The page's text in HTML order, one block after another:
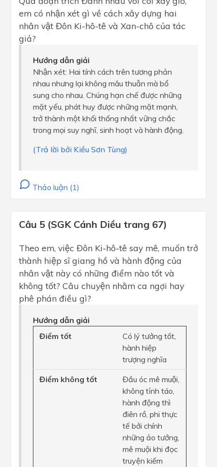
em có nhận xét gì về cách xây dựng hai
nhân vật Đôn Ki-hô-tê và Xan-chô của tác
giả?
Hướng dẫn giải
Nhận xét: Hai tính cách trên tương phản
nhau nhưng lại không mâu thuẫn mà bổ
sung cho nhau. Chúng hạn chế được những
mặt yếu, phát huy được những mặt mạnh,
trở thành một khối thống nhất vững chắc
trong mọi suy nghĩ, sinh hoạt và hành động.
(Trả lời bởi Kiều Sơn Tùng)
Thảo luận (1)
Câu 5 (SGK Cánh Diều trang 67)
Theo em, việc Đôn Ki-hô-tê say mê, muốn trở
thành hiệp sĩ giang hồ và hành động của
nhân vật này có những điểm nào tốt và
không tốt? Câu chuyện nhằm ca ngợi hay
phê phán điều gì?
Hướng dẫn giải
Điểm tốt
Có lý tưởng tốt,
hành hiệp
trượng nghĩa
Điểm không tốt
Đầu óc mê muội,
không tỉnh táo,
hành động thì
điên rồ, phi thực
tế bởi chính
những ảo tưởng,
mê muội khi đọc
truyện kiếm